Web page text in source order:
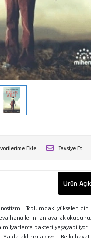
Ekle Tavsiye Et
Ürün
… Toplumdaki yükselen din
hangilerini anlayarak
bakteri yaşayabiliyor.
Ya da aklınızı aklıyor... Belki